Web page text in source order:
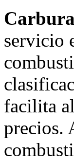
servicio
facilita
precios.